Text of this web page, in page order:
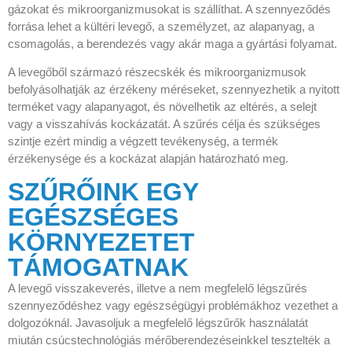
gázokat és mikroorganizmusokat is szállíthat. A szennyeződés
forrása lehet a kültéri levegő, a személyzet, az alapanyag, a
csomagolás, a berendezés vagy akár maga a gyártási folyamat.
A levegőből származó részecskék és mikroorganizmusok
befolyásolhatják az érzékeny méréseket, szennyezhetik a nyitott
terméket vagy alapanyagot, és növelhetik az eltérés, a selejt
vagy a visszahívás kockázatát. A szűrés célja és szükséges
szintje ezért mindig a végzett tevékenység, a termék
érzékenysége és a kockázat alapján határozható meg.
SZŰRŐINK EGY
EGÉSZSÉGES
KÖRNYEZETET
TÁMOGATNAK
A levegő visszakeverés, illetve a nem megfelelő légszűrés
szennyeződéshez vagy egészségügyi problémákhoz vezethet a
dolgozóknál. Javasoljuk a megfelelő légszűrők használatát
miután csúcstechnológiás mérőberendezéseinkkel tesztelték a